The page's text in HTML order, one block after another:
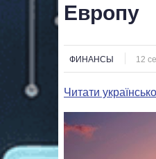
Европу
ФИНАНСЫ 12
Читати